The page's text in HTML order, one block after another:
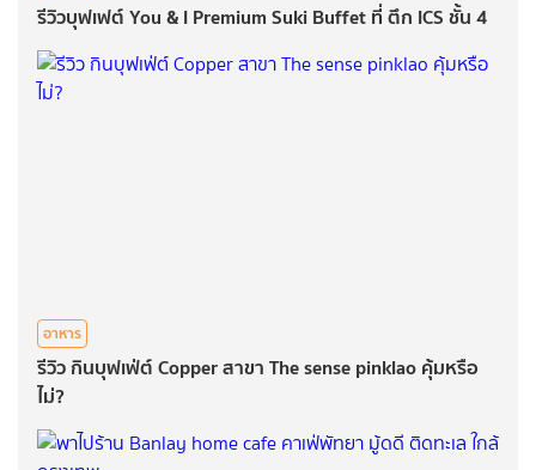
รีวิวบุฟเฟต์ You & I Premium Suki Buffet ที่ ตึก ICS ชั้น 4
อาหาร
รีวิว กินบุฟเฟ่ต์ Copper สาขา The sense pinklao คุ้มหรือ
ไม่?